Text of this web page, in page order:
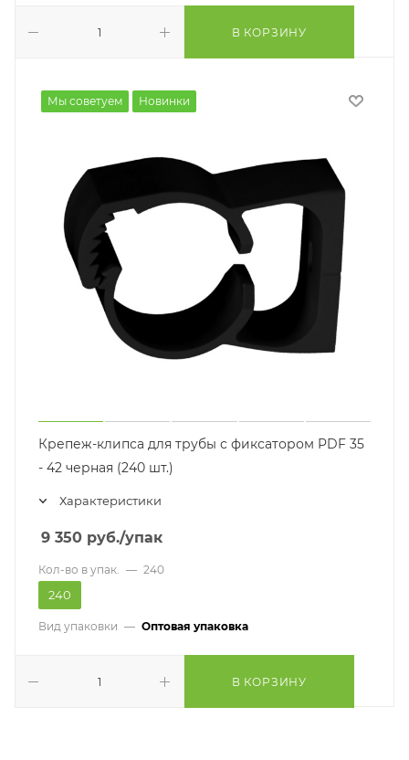
В КОРЗИНУ
Мы советуем Новинки
Крепеж-клипса для трубы с фиксатором PDF 35
- 42 черная (240 шт.)
Характеристики
9 350 руб./упак
Кол-во в упак. — 240
240
Вид упаковки — Оптовая упаковка
В КОРЗИНУ